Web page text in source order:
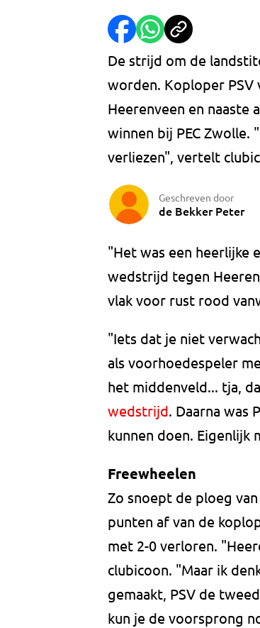
De strijd om de
worden. Koploper
Heerenveen en
winnen bij PEC Zwolle.
verliezen", vertelt
Geschreven door
de Bekker Peter
"Het was een heerlijke
wedstrijd tegen
vlak voor rust rood
"Iets dat je niet
als voorhoedespeler
het middenveld... tja,
wedstrijd. Daarna was
kunnen doen.
Freewheelen
Zo snoept de ploeg
punten af van de
met 2-0 verloren.
clubicoon. "Maar ik
gemaakt, PSV de
kun je de voorsprong